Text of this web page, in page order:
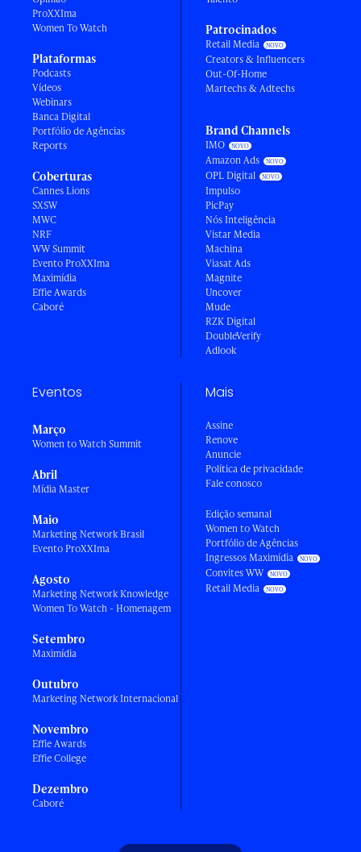
ProXXIma
Women To Watch
Plataformas
Podcasts
Vídeos
Webinars
Banca Digital
Portfólio de Agências
Reports
Coberturas
Cannes Lions
SXSW
MWC
NRF
WW Summit
Evento ProXXIma
Maximídia
Effie Awards
Caboré
Patrocinados
Retail Media
Creators & Influencers
Out-Of-Home
Martechs & Adtechs
Brand Channels
IMO
Amazon Ads
OPL Digital
Impulso
PicPay
Nós Inteligência
Vistar Media
Machina
Viasat Ads
Magnite
Uncover
Mude
RZK Digital
DoubleVerify
Adlook
Eventos
Março
Women to Watch Summit
Abril
Mídia Master
Maio
Marketing Network Brasil
Evento ProXXIma
Agosto
Marketing Network Knowledge
Women To Watch - Homenagem
Setembro
Maximídia
Outubro
Marketing Network Internacional
Novembro
Effie Awards
Effie College
Dezembro
Caboré
Mais
Assine
Renove
Anuncie
Política de privacidade
Fale conosco
Edição semanal
Women to Watch
Portfólio de Agências
Ingressos Maximídia
Convites WW
Retail Media